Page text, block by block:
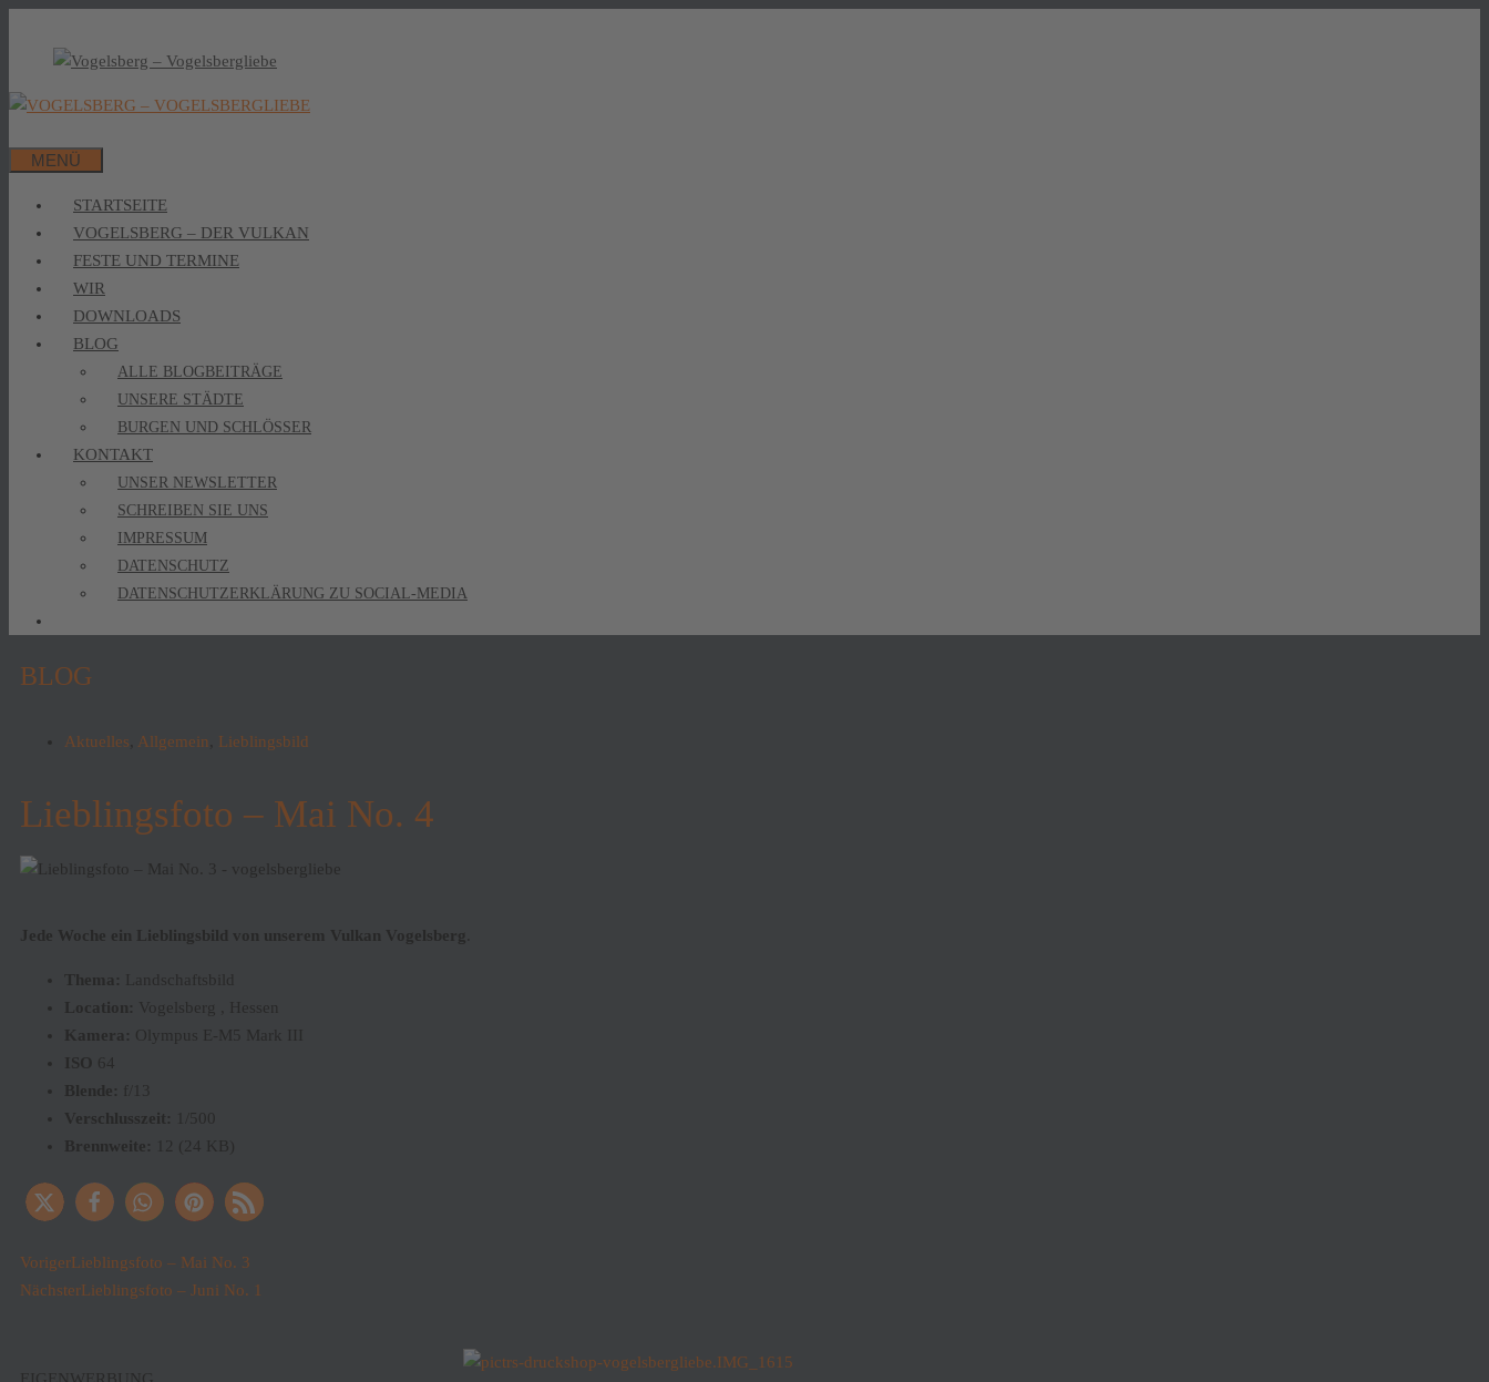
MENÜ
STARTSEITE
VOGELSBERG – DER VULKAN
FESTE UND TERMINE
WIR
DOWNLOADS
BLOG
ALLE BLOGBEITRÄGE
UNSERE STÄDTE
BURGEN UND SCHLÖSSER
KONTAKT
UNSER NEWSLETTER
SCHREIBEN SIE UNS
IMPRESSUM
DATENSCHUTZ
DATENSCHUTZERKLÄRUNG ZU SOCIAL-MEDIA
BLOG
Aktuelles Allgemein Lieblingsbild
Lieblingsfoto – Mai No. 4
Jede Woche ein Lieblingsbild von unserem Vulkan Vogelsberg
Thema: Landschaftsbild
Location: Vogelsberg , Hessen
Kamera: Olympus E-M5 Mark III
ISO 64
Blende: f/13
Verschlusszeit:
1/500
Brennweite:
12 (24 KB)
VorigerLieblingsfoto – Mai No. 3
NächsterLieblingsfoto – Juni No. 1